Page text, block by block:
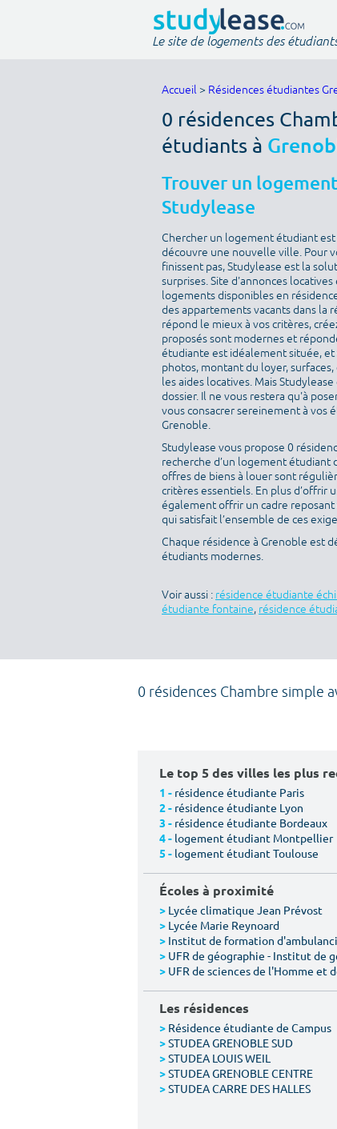
Le site de logements des
Accueil > Résidences étudiantes
0 résidences
étudiants à
Trouver un
Studylease
Chercher un logement étudiant
découvre une nouvelle ville. Pour
finissent pas, Studylease est la
surprises. Site d'annonces
logements disponibles en
des appartements vacants dans la
répond le mieux à vos critères,
proposés sont modernes et
étudiante est idéalement située,
photos, montant du loyer,
les aides locatives. Mais
dossier. Il ne vous restera qu'à
vous consacrer sereinement à vos
Grenoble.
Studylease vous propose 0
recherche d’un logement étudiant
offres de biens à louer sont
critères essentiels. En plus d’offrir
également offrir un cadre
qui satisfait l’ensemble de ces
Chaque résidence à Grenoble est
étudiants modernes.
Voir aussi : résidence étudiante
étudiante fontaine, résidence
0 résidences Chambre simple
Le top 5 des villes les plus
1 - résidence étudiante Paris
2 - résidence étudiante Lyon
3 - résidence étudiante Bordeaux
4 - logement étudiant Montpellier
5 - logement étudiant Toulouse
Écoles à proximité
> Lycée climatique Jean Prévost
> Lycée Marie Reynoard
> Institut de formation
> UFR de géographie - Institut de
> UFR de sciences de l'Homme et
Les résidences
> Résidence étudiante de Campus
>STUDEA GRENOBLE SUD
>STUDEA LOUIS WEIL
>STUDEA GRENOBLE CENTRE
>STUDEA CARRE DES HALLES